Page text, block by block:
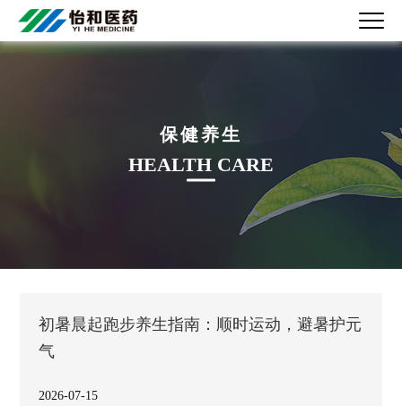
保健养生
HEALTH CARE
初暑晨起跑步养生指南：顺时运动，避暑护元
气
2026-07-15